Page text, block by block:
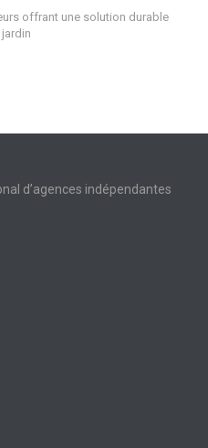
offrant une solution durable
d’agences indépendantes